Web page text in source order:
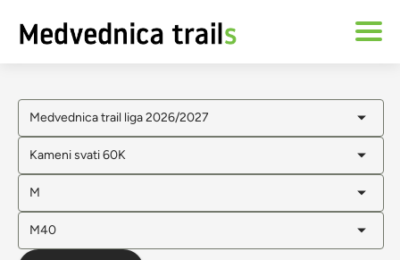
Medvednica trail liga 2026/2027
Kameni svati 60K
M
M40